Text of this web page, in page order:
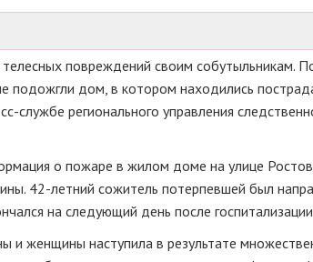
повреждений своим собутыльникам.
подожгли дом, в котором находились
службе регионального управления
о пожаре в жилом доме на улице
42-летний сожитель потерпевшей был
на следующий день после
женщины наступила в результате